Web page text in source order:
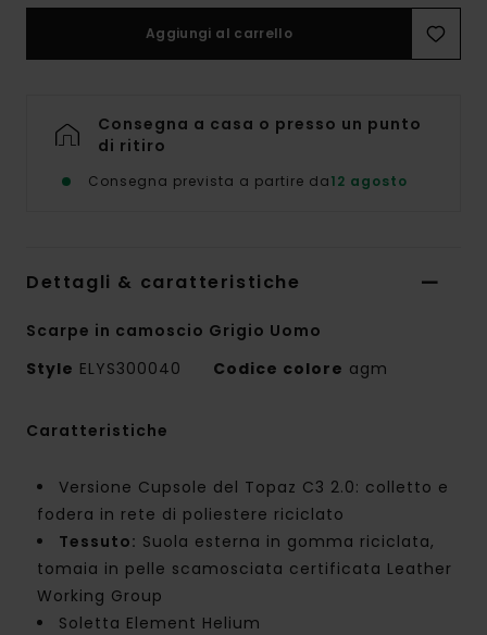
Aggiungi al carrello
Consegna a casa o presso un punto
di ritiro
Consegna prevista a partire da12 agosto
Dettagli & caratteristiche
Scarpe in camoscio Grigio Uomo
Style ELYS300040 Codice colore agm
Caratteristiche
Versione Cupsole del Topaz C3 2.0: colletto e
fodera in rete di poliestere riciclato
Tessuto: Suola esterna in gomma riciclata,
tomaia in pelle scamosciata certificata Leather
Working Group
Soletta Element Helium